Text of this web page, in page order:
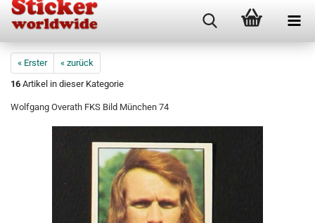
« Erster
« zurück
16 Artikel in dieser Kategorie
Wolfgang Overath FKS Bild München 74